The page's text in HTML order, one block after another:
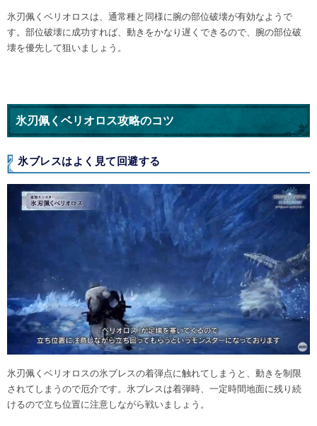
氷刃佩くベリオロスは、通常種と同様に腕の部位破壊が有効なようで
す。部位破壊に成功すれば、動きをかなり遅くできるので、腕の部位破
壊を優先して狙いましょう。
氷刃佩くベリオロス攻略のコツ
氷ブレスはよく見て回避する
氷刃佩くベリオロスの氷ブレスの着弾点に触れてしまうと、動きを制限
されてしまうので厄介です。氷ブレスは着弾時、一定時間地面に残り続
けるので立ち位置に注意しながら戦いましょう。